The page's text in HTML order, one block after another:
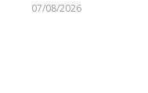
07/08/2026